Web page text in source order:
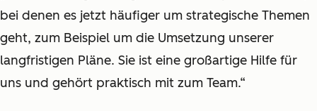
bei denen es jetzt häufiger um strategische Themen
geht, zum Beispiel um die Umsetzung unserer
langfristigen Pläne. Sie ist eine großartige Hilfe für
uns und gehört praktisch mit zum Team.“